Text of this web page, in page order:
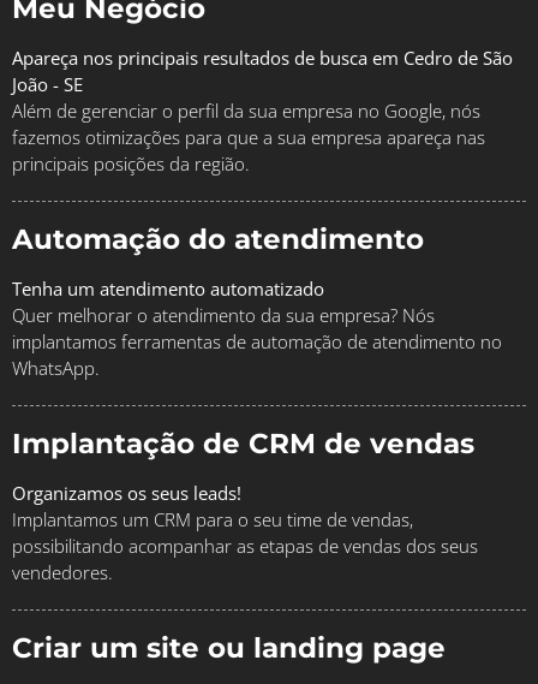
Meu Negócio
Apareça nos principais resultados de busca em Cedro de São
João - SE
Além de gerenciar o perfil da sua empresa no Google, nós
fazemos otimizações para que a sua empresa apareça nas
principais posições da região.
Automação do atendimento
Tenha um atendimento automatizado
Quer melhorar o atendimento da sua empresa? Nós
implantamos ferramentas de automação de atendimento no
WhatsApp.
Implantação de CRM de vendas
Organizamos os seus leads!
Implantamos um CRM para o seu time de vendas,
possibilitando acompanhar as etapas de vendas dos seus
vendedores.
Criar um site ou landing page